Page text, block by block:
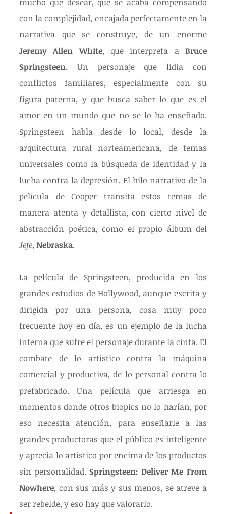
con la complejidad, encajada perfectamente en la
Jeremy Allen White, que interpreta a Bruce
Springsteen. Un personaje que lidia con
conflictos familiares, especialmente con su
figura paterna, y que busca saber lo que es el
amor en un mundo que no se lo ha enseñado.
Springsteen habla desde lo local, desde la
arquitectura rural norteamericana, de temas
universales como la búsqueda de identidad y la
lucha contra la depresión. El hilo narrativo de la
película de Cooper transita estos temas de
manera atenta y detallista, con cierto nivel de
Jefe, Nebraska.
La película de Springsteen, producida en los
grandes estudios de Hollywood, aunque escrita y
dirigida por una persona, cosa muy poco
frecuente hoy en día, es un ejemplo de la lucha
interna que sufre el personaje durante la cinta. El
combate de lo artístico contra la máquina
comercial y productiva, de lo personal contra lo
prefabricado. Una película que arriesga en
momentos donde otros biopics no lo harían, por
eso necesita atención, para enseñarle a las
grandes productoras que el público es inteligente
y aprecia lo artístico por encima de los productos
sin personalidad. Springsteen: Deliver Me From
Nowhere, con sus más y sus menos, se atreve a
ser rebelde, y eso hay que valorarlo.